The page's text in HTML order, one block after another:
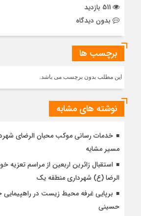
بدون دیدگاه
برچسب ها
این مطلب بدون برچسب می باشد.
نوشته های مشابه
مسیر مشایه
استقبال زائرین اربعین از مراسم تعزیه
الرضا (ع) شهرداری منطقه یک
برپایی غرفه محیط زیست در راهپیمایی
حسینی